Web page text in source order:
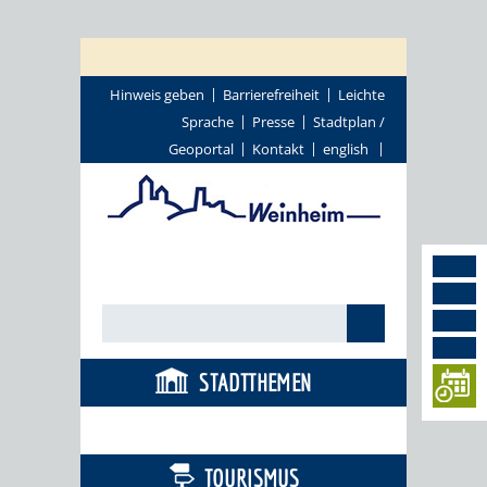
Hinweis geben Barrierefreiheit
Leichte
Sprache
Presse
Stadtplan /
Geoportal
Kontakt english
STADTTHEMEN
TOURISMUS